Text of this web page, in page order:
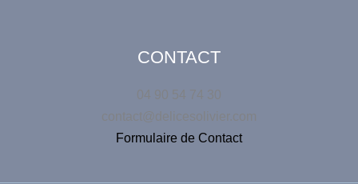
CONTACT
04 90 54 74 30
contact@delicesolivier.com
Formulaire de Contact